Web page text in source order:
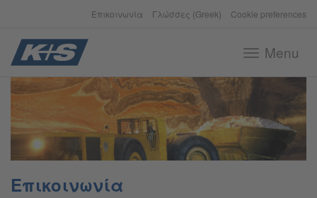
Επικοινωνία Γλώσσες (Greek) Cookie preferences
ToggleMenu
Επικοινωνία